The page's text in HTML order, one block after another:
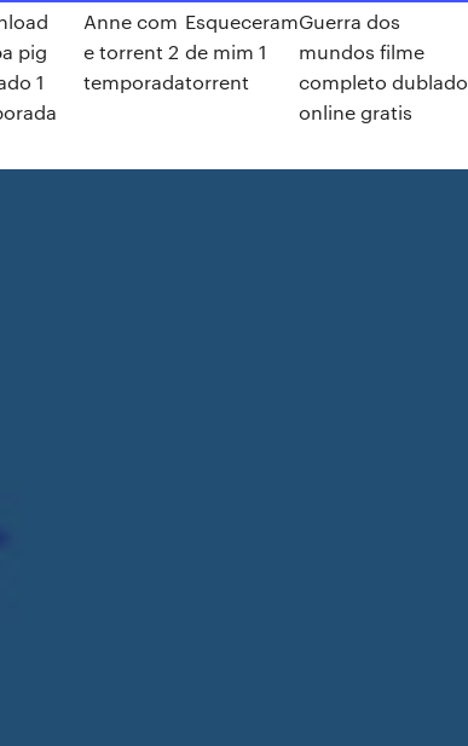
pig
1
Anne com
e torrent 2
temporada
Esqueceram
de mim 1
torrent
Guerra dos
mundos filme
completo dublado
online gratis